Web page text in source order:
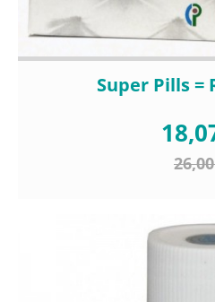
Super Pills =